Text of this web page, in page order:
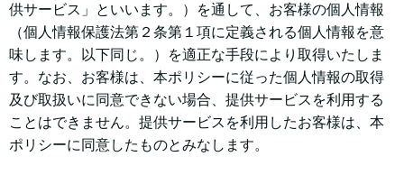
供サービス」といいます。）を通して、お客様の個人情報
（個人情報保護法第２条第１項に定義される個人情報を意
味します。以下同じ。）を適正な手段により取得いたしま
す。なお、お客様は、本ポリシーに従った個人情報の取得
及び取扱いに同意できない場合、提供サービスを利用する
ことはできません。提供サービスを利用したお客様は、本
ポリシーに同意したものとみなします。